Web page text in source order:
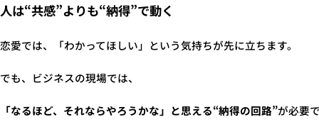
人は“共感”よりも“納得”で動く
恋愛では、「わかってほしい」という気持ちが先に立ちます。
でも、ビジネスの現場では、
「なるほど、それならやろうかな」と思える“納得の回路”が必要